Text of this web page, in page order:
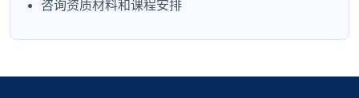
咨询资质材料和课程安排